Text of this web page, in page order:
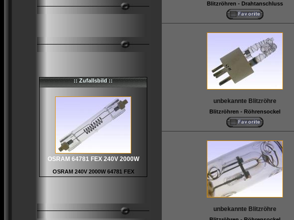
:: Zufallsbild ::
OSRAM 64781 FEX 240V 2000W
OSRAM 240V 2000W 64781 FEX
Blitzröhren - Drahtanschluss
unbekannte Blitzröhre
Blitzröhren - Röhrensockel
unbekannte Blitzröhre